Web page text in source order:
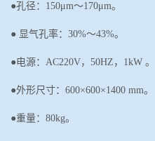
●孔径：150μm～170μm。
● 显气孔率： 30%～43%。
●电源： AC220V，50HZ ， 1kW 。
●外形尺寸：600×600×1400 mm。
●重量：80kg。